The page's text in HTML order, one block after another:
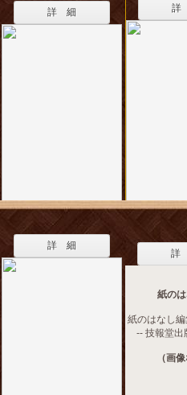
詳 細 詳
詳 細
詳
紙の
紙のはなし
-- 技報堂出
（画